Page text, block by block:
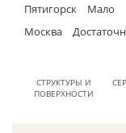
Пятигорск
Мало
Москва
СТРУКТУРЫ И
ПОВЕРХНОСТИ